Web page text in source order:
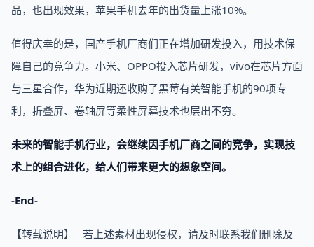
品，也出现效果，苹果手机去年的出货量上涨10%。
值得庆幸的是，国产手机厂商们正在增加研发投入，用技术保
障自己的竞争力。小米、OPPO投入芯片研发，vivo在芯片方面
与三星合作，华为近期还收购了黑莓有关智能手机的90项专
利，折叠屏、卷轴屏等柔性屏幕技术也层出不穷。
未来的智能手机行业，会继续因手机厂商之间的竞争，实现技
术上的组合进化，给人们带来更大的想象空间。
-End-
【转载说明】 若上述素材出现侵权，请及时联系我们删除及